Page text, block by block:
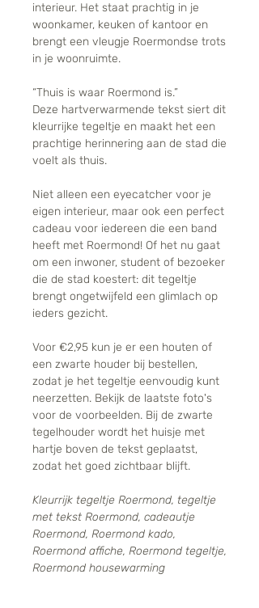
interieur. Het staat prachtig in je
woonkamer, keuken of kantoor en
brengt een vleugje Roermondse trots
in je woonruimte.
“Thuis is waar Roermond is.”
Deze hartverwarmende tekst siert dit
kleurrijke tegeltje en maakt het een
prachtige herinnering aan de stad die
voelt als thuis.
Niet alleen een eyecatcher voor je
eigen interieur, maar ook een perfect
cadeau voor iedereen die een band
heeft met Roermond! Of het nu gaat
om een inwoner, student of bezoeker
die de stad koestert: dit tegeltje
brengt ongetwijfeld een glimlach op
ieders gezicht.
Voor €2,95 kun je er een houten of
een zwarte houder bij bestellen,
zodat je het tegeltje eenvoudig kunt
neerzetten. Bekijk de laatste foto's
voor de voorbeelden. Bij de zwarte
tegelhouder wordt het huisje met
hartje boven de tekst geplaatst,
zodat het goed zichtbaar blijft.
Kleurrijk tegeltje Roermond, tegeltje
met tekst Roermond, cadeautje
Roermond, Roermond kado,
Roermond affiche, Roermond tegeltje,
Roermond housewarming